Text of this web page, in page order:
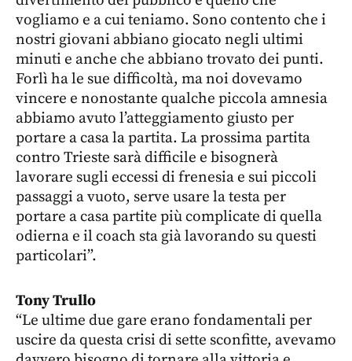
vogliamo e a cui teniamo. Sono contento che i
nostri giovani abbiano giocato negli ultimi
minuti e anche che abbiano trovato dei punti.
Forlì ha le sue difficoltà, ma noi dovevamo
vincere e nonostante qualche piccola amnesia
abbiamo avuto l’atteggiamento giusto per
portare a casa la partita. La prossima partita
contro Trieste sarà difficile e bisognerà
lavorare sugli eccessi di frenesia e sui piccoli
passaggi a vuoto, serve usare la testa per
portare a casa partite più complicate di quella
odierna e il coach sta già lavorando su questi
particolari”.
Tony Trullo
“Le ultime due gare erano fondamentali per
uscire da questa crisi di sette sconfitte, avevamo